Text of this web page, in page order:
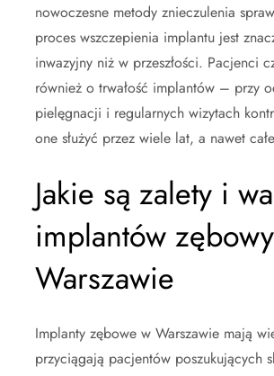
nowoczesne metody znieczulenia
proces wszczepienia implantu jest
inwazyjny niż w przeszłości. Pacjenci
również o trwałość implantów – przy
pielęgnacji i regularnych wizytach
one służyć przez wiele lat, a nawet
Jakie są zalety i
implantów
Warszawie
Implanty zębowe w Warszawie mają
przyciągają pacjentów poszukujących